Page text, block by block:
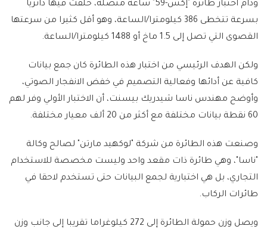
ودام اختبار طائرة "إكس-59" ساعة متصلة، حلقت فيها دائريا
بسرعة تتخطى 386 كيلومترا/الساعة، وهو أقل كثيرا من سرعتها
القصوى التي تصل إلى 1.5 ماخ أو 1488 كيلومترا/الساعة.
ولكن الهدف الرئيسي من اختبار هذه الطائرة كان جمع بيانات
كافية عن أدائها وفعالية التصميم في خفض الانفجار الصوتي،
وأوضح مهندس ناسا شيدريك بيسنت، أن الاختبار الأولي وفر لهم
60 نقطة بيانات مختلفة مع أكثر من 20 ألف معيار مختلفة.
وصنعت هذه الطائرة من شركة "لوكهيد مارتن" لصالح وكالة
"ناسا"، وهي طائرة ذات مقعد واحد وليست مخصصة للاستخدام
التجاري، بل هي اختبارية لجمع البيانات حتى تستخدم لاحقا في
طائرات الركاب.
ويصل وزن حمولة الطائرة إلى 272 كيلوغراما تقريبا إلى جانب وزن